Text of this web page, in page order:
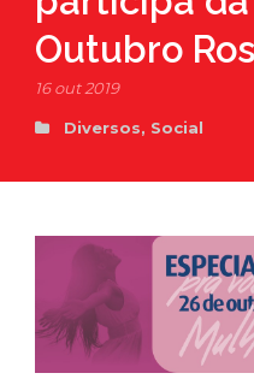
Outubro
16 out 2019
Diversos, Social